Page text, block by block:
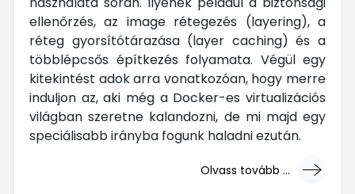
ellenőrzés, az image rétegezés (layering), a
réteg gyorsítótárazása (layer caching) és a
többlépcsős építkezés folyamata. Végül egy
kitekintést adok arra vonatkozóan, hogy merre
induljon az, aki még a Docker-es virtualizációs
világban szeretne kalandozni, de mi majd egy
speciálisabb irányba fogunk haladni ezután.
Olvass tovább ...